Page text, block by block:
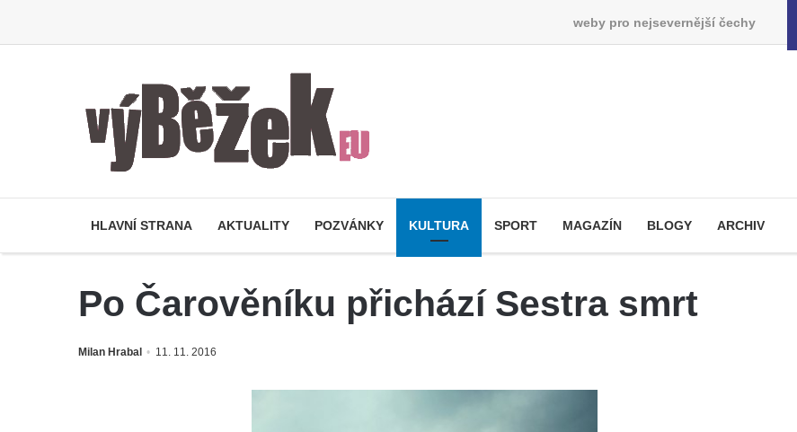
weby pro nejsevernější čechy
HLAVNÍ STRANA AKTUALITY POZVÁNKY KULTURA SPORT MAGAZÍN BLOGY ARCHIV
Po Čarověníku přichází Sestra smrt
Milan Hrabal 11. 11. 2016